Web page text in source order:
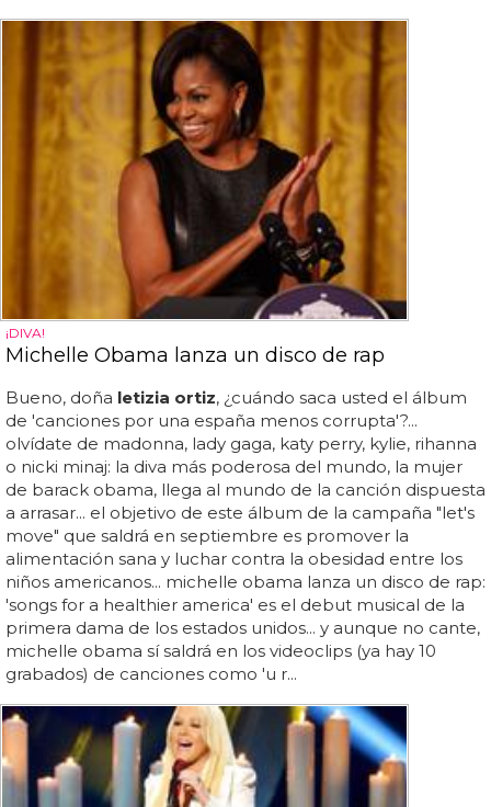
¡DIVA!
Michelle Obama lanza un disco de rap
Bueno, doña letizia ortiz, ¿cuándo saca usted el álbum
de 'canciones por una españa menos corrupta'?...
olvídate de madonna, lady gaga, katy perry, kylie, rihanna
o nicki minaj: la diva más poderosa del mundo, la mujer
de barack obama, llega al mundo de la canción dispuesta
a arrasar... el objetivo de este álbum de la campaña "let's
move" que saldrá en septiembre es promover la
alimentación sana y luchar contra la obesidad entre los
niños americanos... michelle obama lanza un disco de rap:
'songs for a healthier america' es el debut musical de la
primera dama de los estados unidos... y aunque no cante,
michelle obama sí saldrá en los videoclips (ya hay 10
grabados) de canciones como 'u r...